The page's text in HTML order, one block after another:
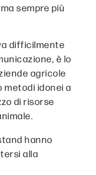
sempre più
difficilmente
è lo
agricole
idonei a
di risorse
hanno
alla